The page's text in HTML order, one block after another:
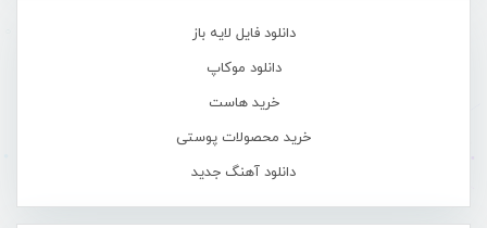
دانلود فایل لایه باز
دانلود موکاپ
خرید هاست
خرید محصولات پوستی
دانلود آهنگ جدید